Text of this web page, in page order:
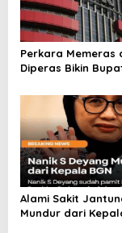
Perkara Memeras
Diperas Bikin
Alami Sakit
Mundur dari